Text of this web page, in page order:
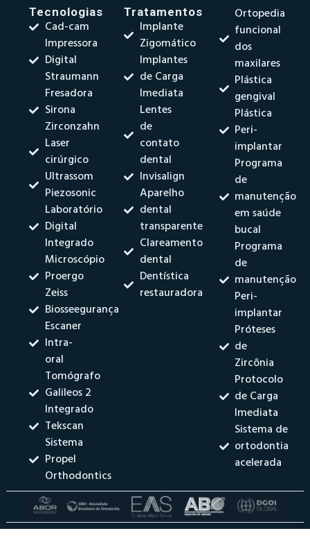
Tecnologias
Cad-cam
Impressora
Digital
Straumann
Fresadora
Sirona
Zirconzahn
Laser
cirúrgico
Ultrassom
Piezosonic
Laboratório
Digital
Integrado
Microscópio
Proergo
Zeiss
Biosseegurança
Escaner
Intra-
oral
Tomógrafo
Galileos 2
Integrado
Tekscan
Sistema
Propel
Orthodontics
Tratamentos
Implante
Zigomático
Implantes
de Carga
Imediata
Lentes
de
contato
dental
Invisalign
Aparelho
dental
transparente
Clareamento
dental
Dentística
restauradora
Ortopedia
funcional
dos
maxilares
Plástica
gengival
Plástica
Peri-
implantar
Programa
de
manutenção
em saúde
bucal
Programa
de
manutenção
Peri-
implantar
Próteses
de
Zircônia
Protocolo
de Carga
Imediata
Sistema de
ortodontia
acelerada